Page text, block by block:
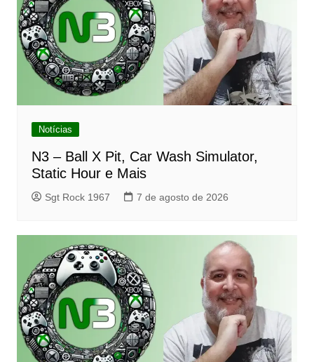
Notícias
N3 – Ball X Pit, Car Wash Simulator,
Static Hour e Mais
Sgt Rock 1967 7 de agosto de 2026